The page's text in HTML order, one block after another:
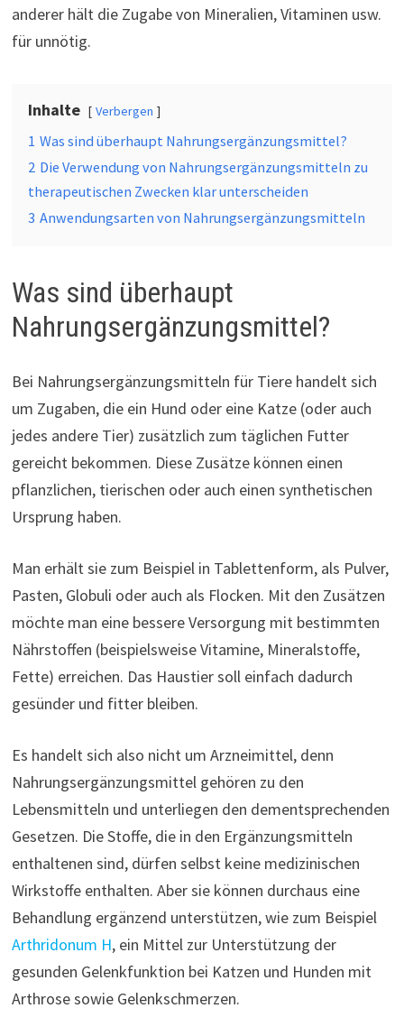
anderer hält die Zugabe von Mineralien, Vitaminen usw.
für unnötig.
Inhalte Verbergen
1 Was sind überhaupt Nahrungsergänzungsmittel?
2 Die Verwendung von Nahrungsergänzungsmitteln zu
therapeutischen Zwecken klar unterscheiden
3 Anwendungsarten von Nahrungsergänzungsmitteln
Was sind überhaupt
Nahrungsergänzungsmittel?
Bei Nahrungsergänzungsmitteln für Tiere handelt sich
um Zugaben, die ein Hund oder eine Katze (oder auch
jedes andere Tier) zusätzlich zum täglichen Futter
gereicht bekommen. Diese Zusätze können einen
pflanzlichen, tierischen oder auch einen synthetischen
Ursprung haben.
Man erhält sie zum Beispiel in Tablettenform, als Pulver,
Pasten, Globuli oder auch als Flocken. Mit den Zusätzen
möchte man eine bessere Versorgung mit bestimmten
Nährstoffen (beispielsweise Vitamine, Mineralstoffe,
Fette) erreichen. Das Haustier soll einfach dadurch
gesünder und fitter bleiben.
Es handelt sich also nicht um Arzneimittel, denn
Nahrungsergänzungsmittel gehören zu den
Lebensmitteln und unterliegen den dementsprechenden
Gesetzen. Die Stoffe, die in den Ergänzungsmitteln
enthaltenen sind, dürfen selbst keine medizinischen
Wirkstoffe enthalten. Aber sie können durchaus eine
Behandlung ergänzend unterstützen, wie zum Beispiel
Arthridonum H, ein Mittel zur Unterstützung der
gesunden Gelenkfunktion bei Katzen und Hunden mit
Arthrose sowie Gelenkschmerzen.